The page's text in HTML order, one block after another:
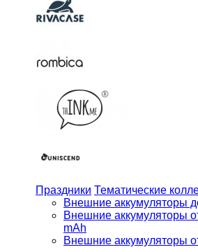
Праздники Тематические
Внешние аккумуляторы
Внешние аккумуляторы
mAh
Внешние аккумуляторы